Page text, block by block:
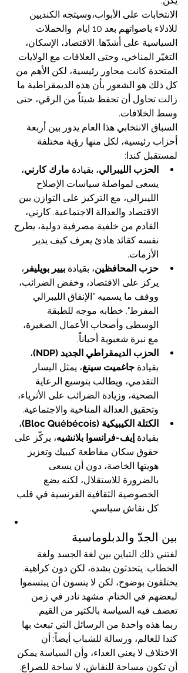
الانتخابات على الأبواب،وسيتجه الكنديين
للادلاء باصواتهم بعد 10 ايام  والحملات
السياسية على أشدّها. الاقتصاد، الإسكان،
التغيّر المناخي، وحتى العلاقات مع الولايات
المتحدة كانت محاور رئيسية، لكن الأهم من
كل ذلك هو الشعور بأن هذه الديمقراطية ما
زالت تحاول أن تحفظ شيئاً من الرقي، حتى
وسط الخلافات.
السباق الانتخابي هذا العام يدور بين أربعة
أحزاب رئيسية، لكل منها رؤية مختلفة
لمستقبل كندا:
الحزب الليبرالي، بقيادة مارك كارني،
يسعى لمواصلة سياسات الإصلاح
الليبرالي، مع التركيز على التوازن بين
الاقتصاد والعدالة الاجتماعية. كارني،
القادم من خلفية مصرفية دولية، يطرح
نفسه كقائد هادئ يعرف كيف يدير
الأزمات.
حزب المحافظين، بقيادة بيير بويليفر ،
يركز على الاقتصاد، وخفض الضرائب،
ووقف ما يسميه "الإنفاق الليبرالي
المفرط". خطابه موجه للطبقة
الوسطى وأصحاب الأعمال الصغيرة،
مع نبرة شعبوية أحياناً.
الحزب الديمقراطي الجديد (NDP)
،
بقيادة جاغميت سينغ، يمثل اليسار
التقدمي، ويطالب بتوسيع الرعاية
الصحية، وزيادة الضرائب على الأثرياء،
وتحقيق العدالة المناخية والاجتماعية.
الكتلة الكيبيكية (Bloc Québécois)
،
بقيادة إيف-فرانسوا بلانشيه، يركّز على
حقوق سكان مقاطعة كيبيك وتعزيز
هويتها الخاصة، دون أن يسعى
بالضرورة للاستقلال، لكنه يضع
الخصوصية الثقافية الفرنسية في قلب
كل نقاش سياسي.
بين الجدّ والدبلوماسية
لفتني ذلك التباين بين لغة الجسد ولغة
الخطاب: يتحدثون بشدة، لكن دون كراهية.
يختلفون بوضوح، لكن لا ينسون أن يبتسموا
لبعضهم في الختام. مشهد نادر في زمن
تعصف فيه السياسة بالكثير من القيم.
ربما هذه واحدة من الرسائل التي تبعث بها
كندا للعالم، ورسالة للشباب أيضاً: أن
الاختلاف لا يعني العداء، وأن السياسة يمكن
أن تكون مساحة للنقاش، لا ساحة للصراع.